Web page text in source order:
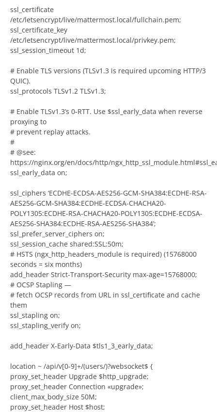
ssl_certificate
/etc/letsencrypt/live/mattermost.local/fullchain.pem;
ssl_certificate_key
/etc/letsencrypt/live/mattermost.local/privkey.pem;
ssl_session_timeout 1d;
# Enable TLS versions (TLSv1.3 is required upcoming HTTP/3
QUIC).
ssl_protocols TLSv1.2 TLSv1.3;
# Enable TLSv1.3’s 0-RTT. Use $ssl_early_data when reverse
proxying to
# prevent replay attacks.
#
# @see:
https://nginx.org/en/docs/http/
ssl_early_data on;
ssl_ciphers ‘ECDHE-ECDSA-AES256-GCM-SHA384:ECDHE-RSA-
AES256-GCM-SHA384:ECDHE-ECDSA-CHACHA20-
POLY1305:ECDHE-RSA-CHACHA20-POLY1305:ECDHE-ECDSA-
AES256-SHA384:ECDHE-RSA-AES256-SHA384’;
ssl_prefer_server_ciphers on;
ssl_session_cache shared:SSL:50m;
# HSTS (ngx_http_headers_module is required) (15768000
seconds = six months)
add_header Strict-Transport-Security max-age=15768000;
# OCSP Stapling —
# fetch OCSP records from URL in ssl_certificate and cache
them
ssl_stapling on;
ssl_stapling_verify on;
add_header X-Early-Data $tls1_3_early_data;
location ~ /api/v[0-9]+/(users/)?websocket$ {
proxy_set_header Upgrade $http_upgrade;
proxy_set_header Connection «upgrade»;
client_max_body_size 50M;
proxy_set_header Host $host;